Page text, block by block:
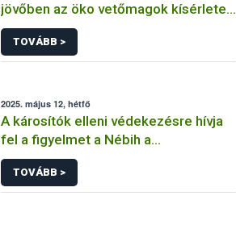
jövőben az öko vetőmagok kísérleteit
a Nébih
TOVÁBB >
2025. május 12, hétfő
A károsítók elleni védekezésre hívja
fel a figyelmet a Nébih a
Növényegészségügy Nemzetközi
Napja alkalmából
TOVÁBB >